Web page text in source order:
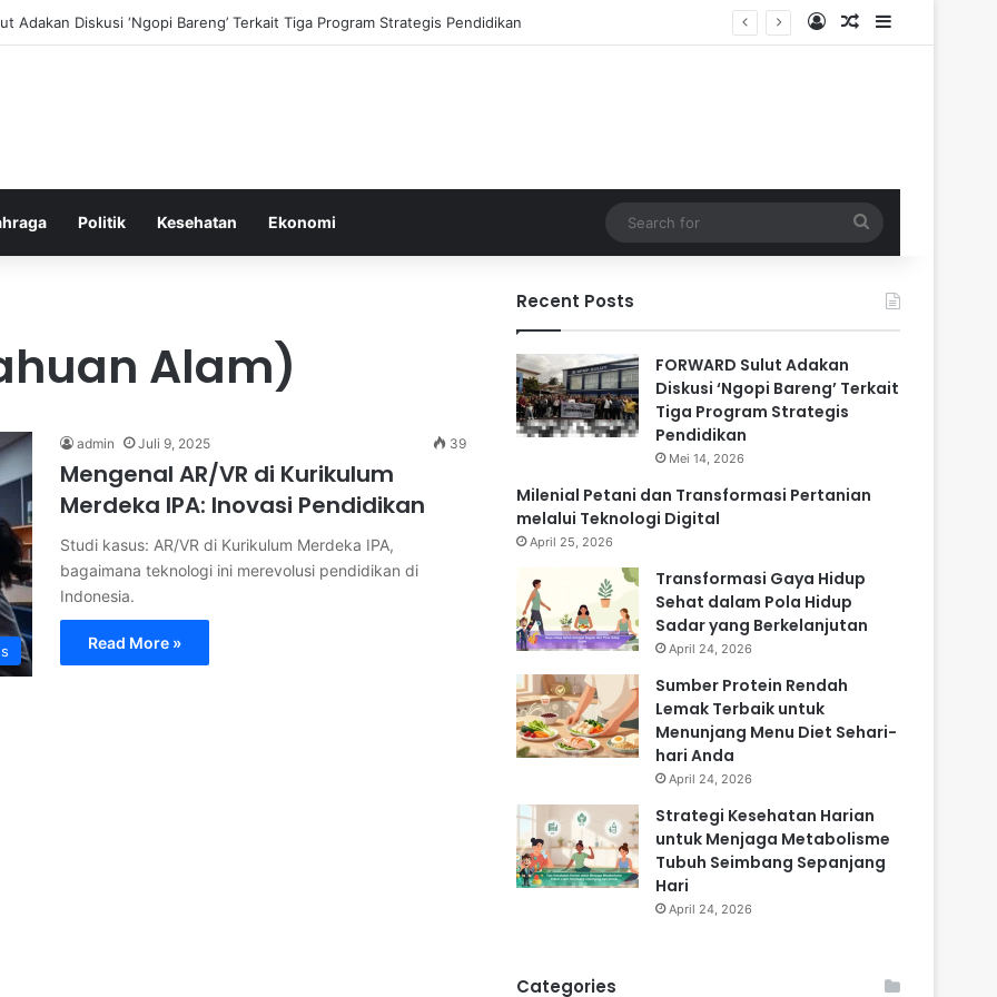
dan Transformasi Pertanian melalui Teknologi Digital Log InRandom Article
Sidebar
Politik Kesehatan Ekonomi
for
Alam)
admin Juli 9, 2025 39
Mengenal AR/VR di Kurikulum
Merdeka IPA: Inovasi Pendidikan
Studi kasus: AR/VR di Kurikulum Merdeka IPA,
bagaimana teknologi ini merevolusi pendidikan di
Indonesia.
Read More »
Recent Posts
FORWARD Sulut Adakan
Diskusi ‘Ngopi Bareng’ Terkait
Tiga Program Strategis
Pendidikan
Mei 14, 2026
Milenial Petani dan Transformasi Pertanian
melalui Teknologi Digital
April 25, 2026
Transformasi Gaya Hidup
Sehat dalam Pola Hidup
Sadar yang Berkelanjutan
April 24, 2026
Sumber Protein Rendah
Lemak Terbaik untuk
Menunjang Menu Diet Sehari-
hari Anda
April 24, 2026
Strategi Kesehatan Harian
untuk Menjaga Metabolisme
Tubuh Seimbang Sepanjang
Hari
April 24, 2026
Categories